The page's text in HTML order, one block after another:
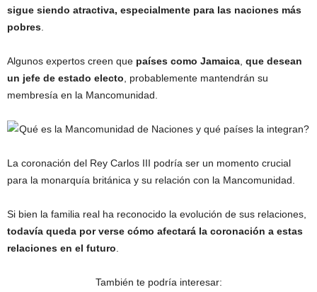
sigue siendo atractiva, especialmente para las naciones más
pobres.
Algunos expertos creen que países como Jamaica, que desean
un jefe de estado electo, probablemente mantendrán su
membresía en la Mancomunidad.
La coronación del Rey Carlos III podría ser un momento crucial
para la monarquía británica y su relación con la Mancomunidad.
Si bien la familia real ha reconocido la evolución de sus relaciones,
todavía queda por verse cómo afectará la coronación a estas
relaciones en el futuro.
También te podría interesar: